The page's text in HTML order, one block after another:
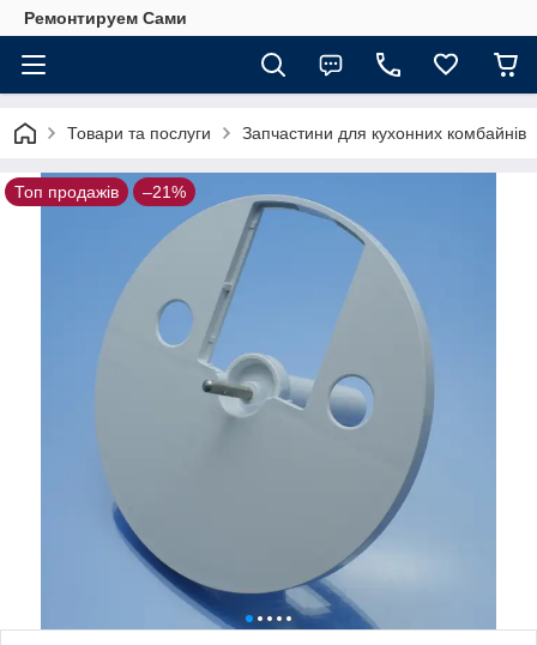
Ремонтируем Сами
Товари та послуги Запчастини для кухонних комбайнів
Топ продажів –21%